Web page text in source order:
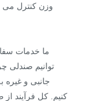
وزن کنترل
ما خدمات
توانیم صندلی
جانبی و
کنیم. کل فرآیند